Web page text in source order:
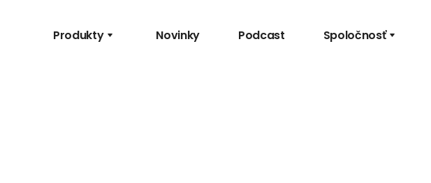
Produkty Novinky Podcast Spoločnosť